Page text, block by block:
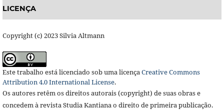
LICENÇA
Copyright (c) 2023 Silvia Altmann
Este trabalho está licenciado sob uma licençaCreative Commons
Attribution 4.0 International License.
Os autores retêm os direitos autorais (copyright) de suas obras e
concedem à revista Studia Kantiana o direito de primeira publicação.